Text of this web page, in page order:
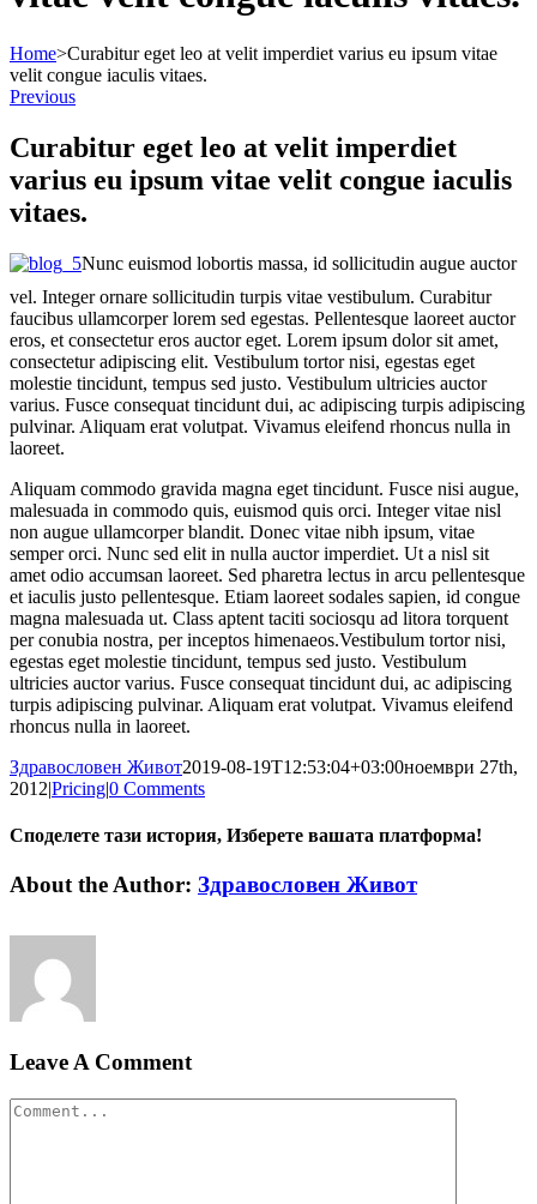
Home>Curabitur eget leo at velit imperdiet varius eu ipsum vitae
velit congue iaculis vitaes.
Previous
Curabitur eget leo at velit imperdiet
varius eu ipsum vitae velit congue iaculis
vitaes.
Nunc euismod lobortis massa, id sollicitudin augue auctor
vel. Integer ornare sollicitudin turpis vitae vestibulum. Curabitur
faucibus ullamcorper lorem sed egestas. Pellentesque laoreet auctor
eros, et consectetur eros auctor eget. Lorem ipsum dolor sit amet,
consectetur adipiscing elit. Vestibulum tortor nisi, egestas eget
molestie tincidunt, tempus sed justo. Vestibulum ultricies auctor
varius. Fusce consequat tincidunt dui, ac adipiscing turpis adipiscing
pulvinar. Aliquam erat volutpat. Vivamus eleifend rhoncus nulla in
laoreet.
Aliquam commodo gravida magna eget tincidunt. Fusce nisi augue,
malesuada in commodo quis, euismod quis orci. Integer vitae nisl
non augue ullamcorper blandit. Donec vitae nibh ipsum, vitae
semper orci. Nunc sed elit in nulla auctor imperdiet. Ut a nisl sit
amet odio accumsan laoreet. Sed pharetra lectus in arcu pellentesque
et iaculis justo pellentesque. Etiam laoreet sodales sapien, id congue
magna malesuada ut. Class aptent taciti sociosqu ad litora torquent
per conubia nostra, per inceptos himenaeos.Vestibulum tortor nisi,
egestas eget molestie tincidunt, tempus sed justo. Vestibulum
ultricies auctor varius. Fusce consequat tincidunt dui, ac adipiscing
turpis adipiscing pulvinar. Aliquam erat volutpat. Vivamus eleifend
rhoncus nulla in laoreet.
Здравословен Живот2019-08-19T12:53:04+03:00ноември 27th,
2012|Pricing|0 Comments
Споделете тази история, Изберете вашата платформа!
facebook
twitter
linkedin
tumblr
pinterest
Email
About the Author: Здравословен Живот
Leave A Comment
Comment